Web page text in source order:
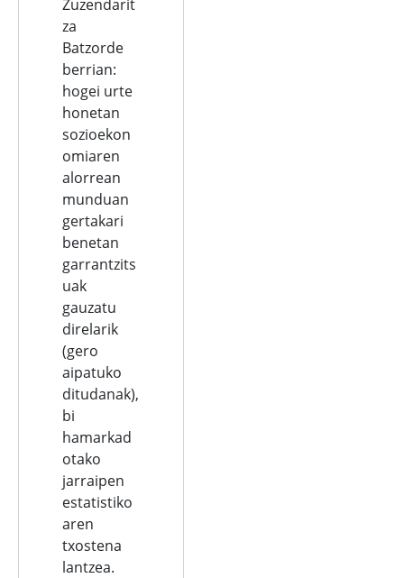
Zuzendarit
za
Batzorde
berrian:
hogei urte
honetan
sozioekon
omiaren
alorrean
munduan
gertakari
benetan
garrantzits
uak
gauzatu
direlarik
(gero
aipatuko
ditudanak),
bi
hamarkad
otako
jarraipen
estatistiko
aren
txostena
lantzea.